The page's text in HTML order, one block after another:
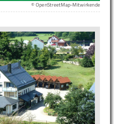
© OpenStreetMap-Mitwirkende